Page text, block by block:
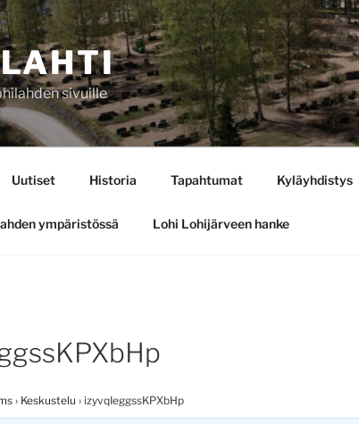
sivuille
Uutiset Historia Tapahtumat Kyläyhdistys
ympäristössä Lohi Lohijärveen hanke
› Keskustelu › izyvqIeggssKPXbHp